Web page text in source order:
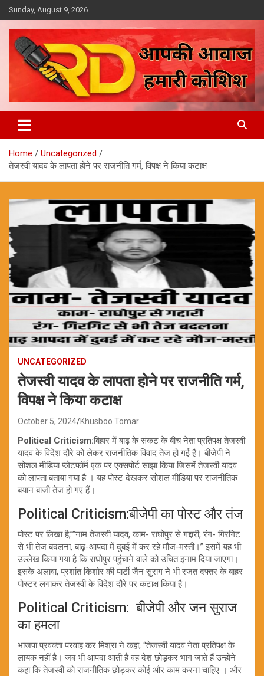
Skip
to
content
Sunday, August 9, 2026
Reporter Diaries
Home
Uncategorized
तेजस्वी यादव के लापता होने पर राजनीति गर्म, विपक्ष ने किया कटाक्ष
UNCATEGORIZED
तेजस्वी यादव के लापता होने पर राजनीति गर्म,
विपक्ष ने किया कटाक्ष
October 5, 2024 Khusboo Tomar
Political Criticism:बिहार में बाढ़ के संकट के बीच नेता प्रतिपक्ष तेजस्वी
यादव के विदेश दौरे को लेकर राजनीतिक विवाद तेज हो गई हैं। बीजेपी ने
सोशल मीडिया प्लेटफॉर्म एक पर एक्सपोर्ट साझा किया जिसमें तेजस्वी यादव
को लापता बताया गया है । यह पोस्ट देखकर सोशल मीडिया पर राजनीतिक
बयान बाजी तेज हो गए हैं।
Political Criticism:बीजेपी का पोस्ट और तंज
पोस्ट पर लिखा है,””नाम तेजस्वी यादव, काम- राघोपुर से गद्दारी, रंग- गिरगिट
से भी तेज बदलना, बाढ़-आपदा में दुबई में कर रहे मौज-मस्ती।” इसमें यह भी
उल्लेख किया गया है कि राघोपुर पहुंचाने वाले को उचित इनाम दिया जाएगा।
इसके अलावा, प्रशांत किशोर की पार्टी जैन सुराग ने भी रजत दफ्तर के बाहर
पोस्टर लगाकर तेजस्वी के विदेश दौरे पर कटाक्ष किया है।
Political Criticism: बीजेपी और जन सुराज
का हमला
भाजपा प्रवक्ता परवाह कर मिश्रा ने कहा, “तेजस्वी यादव नेता प्रतिपक्ष के
लायक नहीं है। जब भी आपदा आती है वह देश छोड़कर भाग जाते हैं उन्होंने
कहा कि तेजस्वी को राजनीतिक छोड़कर कोई और काम करना चाहिए । और